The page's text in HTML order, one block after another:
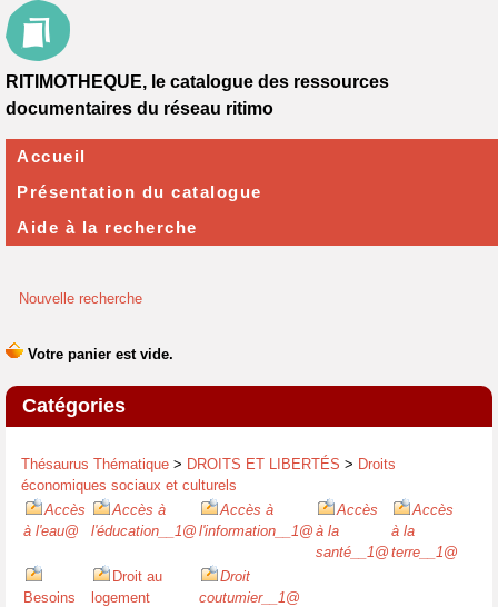
Nouvelle recherche
Catégories
Thésaurus Thématique > DROITS ET LIBERTÉS > Droits
économiques sociaux et culturels
Accès
à l'eau@
Accès à
l'éducation__1@
Accès à
l'information__1@
Accès
à la
santé__1@
Accès
à la
terre__1@
Besoins
Droit au
logement
Droit
coutumier__1@
RITIMOTHEQUE, le catalogue des ressources
documentaires du réseau ritimo
Accueil
Présentation du catalogue
Aide à la recherche